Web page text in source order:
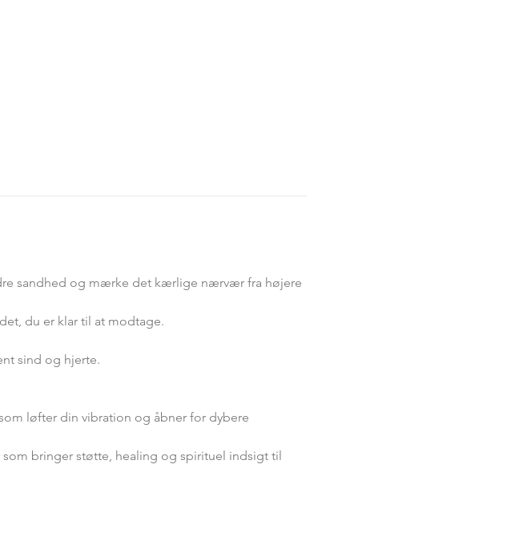
sandhed og mærke det kærlige nærvær fra højere
du er klar til at modtage.
sind og hjerte.
løfter din vibration og åbner for dybere
bringer støtte, healing og spirituel indsigt til